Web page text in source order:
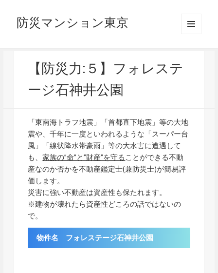
防災マンション東京
【防災力:５】フォレステ
ージ石神井公園
「東南海トラフ地震」「首都直下地震」等の大地
震や、千年に一度といわれるような「スーパー台
風」「線状降水帯豪雨」等の大水害に遭遇して
も、家族の”命”と”財産”を守る ことができる不動
産なのか否かを不動産鑑定士(兼防災士)が簡易評
価します。
災害に強い不動産は資産性も保たれます。
※建物が壊れたら資産性どころの話ではないの
で。
物件名 フォレステージ石神井公園